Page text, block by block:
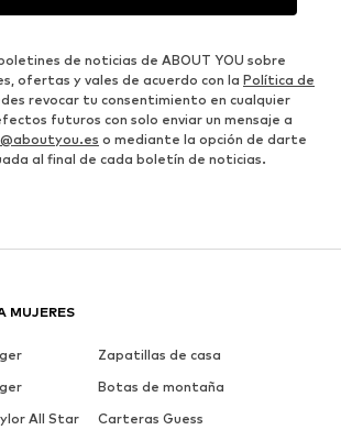
de noticias de ABOUT YOU sobre
ofertas y vales de acuerdo con la Política de
revocar tu consentimiento en cualquier
futuros con solo enviar un mensaje a
o mediante la opción de darte
al final de cada boletín de noticias.
MUJERES
Zapatillas de casa
Botas de montaña
All Star
Carteras Guess